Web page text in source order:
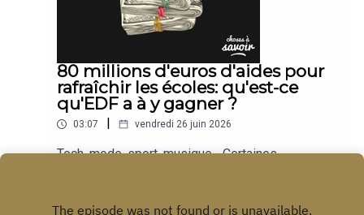
80 millions d'euros d'aides pour
rafraîchir les écoles: qu'est-ce
qu'EDF a à y gagner ?
03:07 vendredi 26 juin 2026
Tech, mode, sport, musique... Certaines